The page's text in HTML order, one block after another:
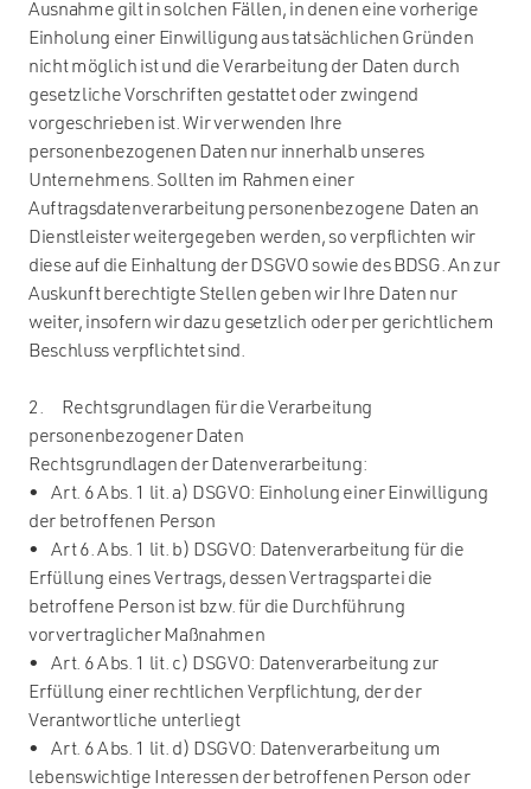
Ausnahme gilt in solchen Fällen, in denen eine vorherige
Einholung einer Einwilligung aus tatsächlichen Gründen
nicht möglich ist und die Verarbeitung der Daten durch
gesetzliche Vorschriften gestattet oder zwingend
vorgeschrieben ist. Wir verwenden Ihre
personenbezogenen Daten nur innerhalb unseres
Unternehmens. Sollten im Rahmen einer
Auftragsdatenverarbeitung personenbezogene Daten an
Dienstleister weitergegeben werden, so verpflichten wir
diese auf die Einhaltung der DSGVO sowie des BDSG. An zur
Auskunft berechtigte Stellen geben wir Ihre Daten nur
weiter, insofern wir dazu gesetzlich oder per gerichtlichem
Beschluss verpflichtet sind.
2. Rechtsgrundlagen für die Verarbeitung
personenbezogener Daten
Rechtsgrundlagen der Datenverarbeitung:
• Art. 6 Abs. 1 lit. a) DSGVO: Einholung einer Einwilligung
der betroffenen Person
• Art 6. Abs. 1 lit. b) DSGVO: Datenverarbeitung für die
Erfüllung eines Vertrags, dessen Vertragspartei die
betroffene Person ist bzw. für die Durchführung
vorvertraglicher Maßnahmen
• Art. 6 Abs. 1 lit. c) DSGVO: Datenverarbeitung zur
Erfüllung einer rechtlichen Verpflichtung, der der
Verantwortliche unterliegt
• Art. 6 Abs. 1 lit. d) DSGVO: Datenverarbeitung um
lebenswichtige Interessen der betroffenen Person oder